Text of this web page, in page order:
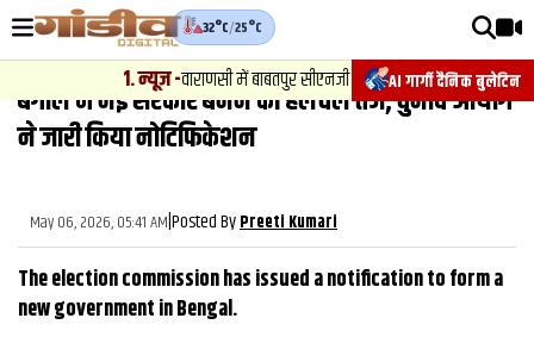
AI गार्गी दैनिक बुलेटिन
32°C/25°C
न्यूज़-वाराणसी में बाबतपुर सीएनजी सिलेंडर से गैस रिसाव, चालक की
वाराणसी न्यूज़
राजनीति
फिल्मी
साहित्य
बंगाल में नई सरकार बनने की हलचल तेज, चुनाव आयोग
ने जारी किया नोटिफिकेशन
May 06, 2026, 05:41 AM|Posted ByPreeti Kumari
The election commission has issued a notification to form a
new government in Bengal.